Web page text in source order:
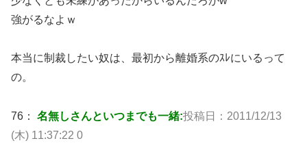
強がるなよｗ
本当に制裁したい奴は、最初から離婚系のｽﾚにいるって
の。
76： 名無しさんといつまでも一緒:投稿日：2011/12/13
(木) 11:37:22 0